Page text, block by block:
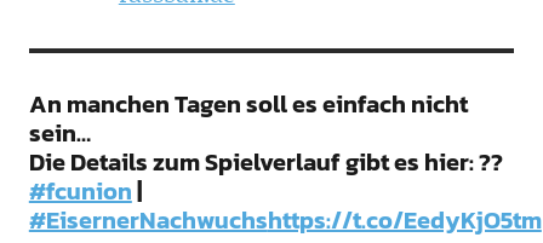
An manchen Tagen soll es einfach nicht
sein…
Die Details zum Spielverlauf gibt es hier: ??
#fcunion|
#EisernerNachwuchshttps://t.co/EedyKjO5tm